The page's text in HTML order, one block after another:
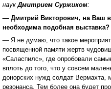
наук Дмитрием Суржиком:
— Дмитрий Викторович, на Ваш
необходима подобная выставка?
— Я не думаю, что такое
посвященной памяти жертв
«Саласпилс», где опробовали
вплоть до того, что у совсем
донорских нужд солдат Вермахта,
резонанса. Тем более она будет